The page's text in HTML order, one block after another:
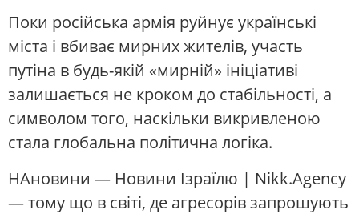
Поки російська армія руйнує українські
міста і вбиває мирних жителів, участь
путіна в будь-якій «мирній» ініціативі
залишається не кроком до стабільності, а
символом того, наскільки викривленою
стала глобальна політична логіка.
НАновини — Новини Ізраїлю | Nikk.Agency
— тому що в світі, де агресорів запрошують